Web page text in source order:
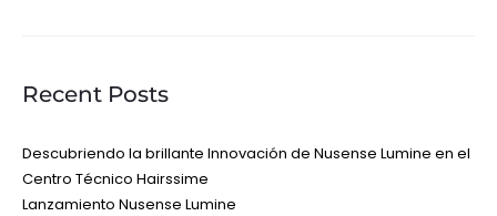
Recent Posts
Descubriendo la brillante Innovación de Nusense Lumine en el
Centro Técnico Hairssime
Lanzamiento Nusense Lumine